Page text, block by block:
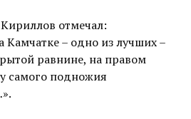
отмечал:
Камчатке – одно из лучших –
равнине, на правом
самого подножия